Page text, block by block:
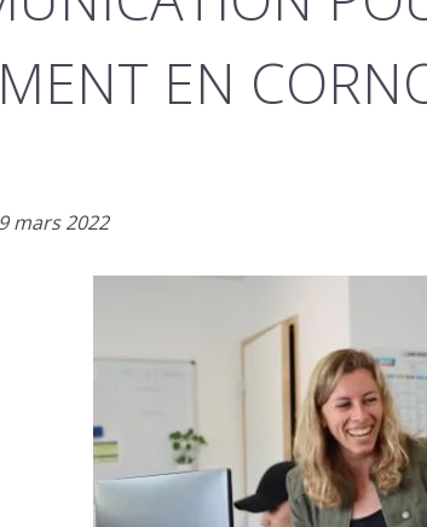
EN
mars 2022